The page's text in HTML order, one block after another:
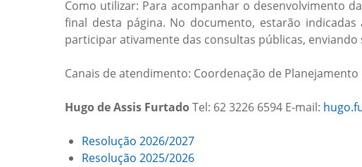
Como utilizar: Para acompanhar o desenvolvimento
final desta página. No documento, estarão
participar ativamente das consultas públicas,
Canais de atendimento: Coordenação de
Hugo de Assis FurtadoTel: 62 3226 6594 E-mail:
Resolução 2026/2027
Resolução 2025/2026